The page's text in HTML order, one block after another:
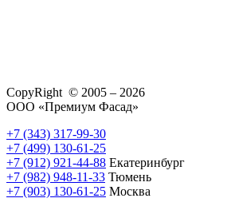
CopyRight © 2005 – 2026
ООО «Премиум Фасад»
+7 (343) 317-99-30
+7 (499) 130-61-25
+7 (912) 921-44-88 Екатеринбург
+7 (982) 948-11-33 Тюмень
+7 (903) 130-61-25 Москва